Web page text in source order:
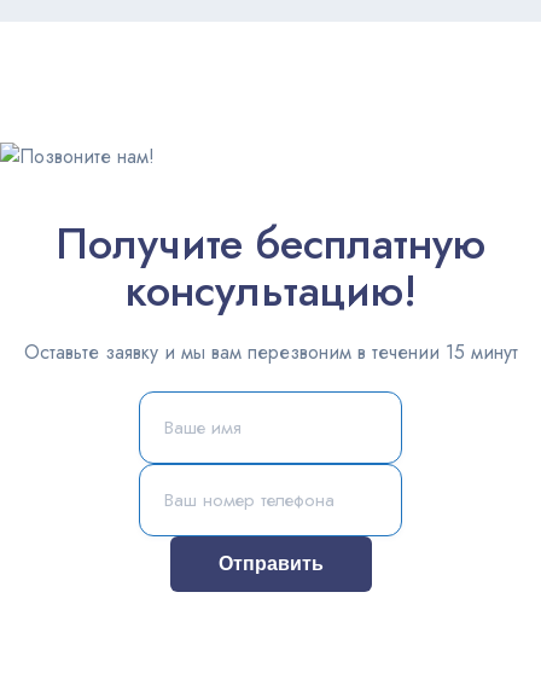
Получите бесплатную
консультацию!
Оставьте заявку и мы вам перезвоним в течении 15 минут
Отправить